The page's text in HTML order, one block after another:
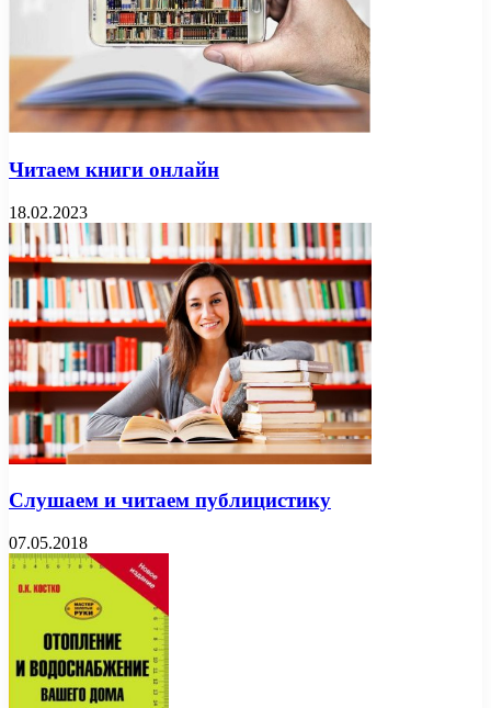
Читаем книги онлайн
18.02.2023
Слушаем и читаем публицистику
07.05.2018